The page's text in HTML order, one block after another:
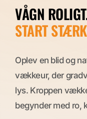
VÅGN
START
Oplev en blid og
vækkeur, der
lys. Kroppen
begynder med ro,